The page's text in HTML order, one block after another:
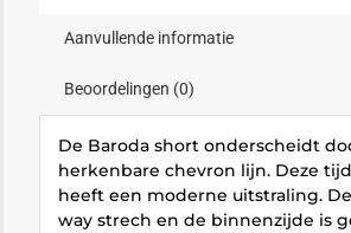
Aanvullende informatie
Beoordelingen (0)
De Baroda short onderscheidt
herkenbare chevron lijn. Deze
heeft een moderne uitstraling.
way strech en de binnenzijde is